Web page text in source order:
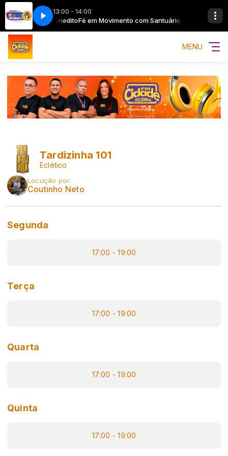
13:00 - 14:00
de São BeneditoFé em Movimento com Santuário de São
MENU
Tardizinha 101
Eclético
Locução por:
Coutinho Neto
Segunda
17:00 - 19:00
Terça
17:00 - 19:00
Quarta
17:00 - 19:00
Quinta
17:00 - 19:00